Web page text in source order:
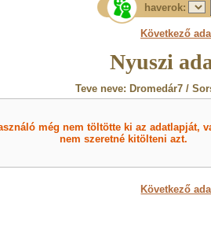
haverok:
Következő
Nyuszi
Teve neve: Dromedár7 /
még nem töltötte ki az adatlapját,
nem szeretné kitölteni azt.
Következő